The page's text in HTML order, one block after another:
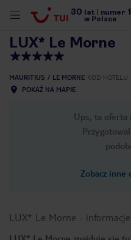
30 lat numer 1
w Polsce
LUX* Le Morne
MAURITIUS LE MORNE KOD HOTELU
POKAŻ NA MAPIE
Ups, ta oferta
Zobacz inne
LUX* Le Morne - informacje